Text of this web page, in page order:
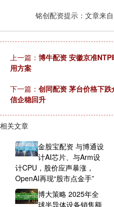
铭创配资提示：文章来
上一篇： 博牛配资 安徽京准
用方案
下一篇： 创同配资 茅台价格下
信企稳回升
相关文章
金股宝配资 与博通设
计AI芯片、与Arm设
计CPU，股价应声暴涨，
OpenAI再现“股市点金手”
博大策略 2025年全
球半导体设备销售额